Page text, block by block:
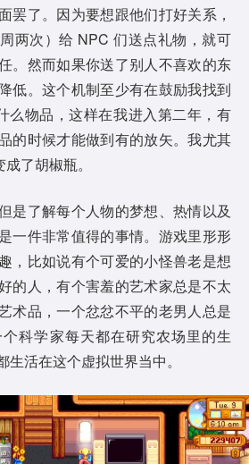
罢了。因为要想跟他们打好关系，
两次）给 NPC 们送点礼物，就可
。然而如果你送了别人不喜欢的东
低。这个机制至少有在鼓励我找到
么物品，这样在我进入第二年，有
的时候才能做到有的放矢。我尤其
了胡椒瓶。
是了解每个人物的梦想、热情以及
一件非常值得的事情。游戏里形形
，比如说有个可爱的小怪兽老是想
的人，有个害羞的艺术家总是不太
术品，一个忿忿不平的老男人总是
科学家每天都在研究农场里的生
活在这个虚拟世界当中。